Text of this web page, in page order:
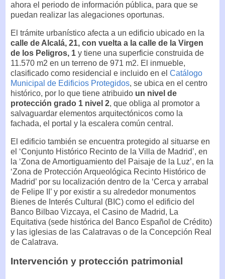
ahora el periodo de información pública, para que se
puedan realizar las alegaciones oportunas.
El trámite urbanístico afecta a un edificio ubicado en la
calle de Alcalá, 21, con vuelta a la calle de la Virgen
de los Peligros, 1 y tiene una superficie construida de
11.570 m2 en un terreno de 971 m2. El inmueble,
clasificado como residencial e incluido en el Catálogo
Municipal de Edificios Protegidos, se ubica en el centro
histórico, por lo que tiene atribuido un nivel de
protección grado 1 nivel 2, que obliga al promotor a
salvaguardar elementos arquitectónicos como la
fachada, el portal y la escalera común central.
El edificio también se encuentra protegido al situarse en
el ‘Conjunto Histórico Recinto de la Villa de Madrid’, en
la ‘Zona de Amortiguamiento del Paisaje de la Luz’, en la
‘Zona de Protección Arqueológica Recinto Histórico de
Madrid’ por su localización dentro de la ‘Cerca y arrabal
de Felipe II’ y por existir a su alrededor monumentos
Bienes de Interés Cultural (BIC) como el edificio del
Banco Bilbao Vizcaya, el Casino de Madrid, La
Equitativa (sede histórica del Banco Español de Crédito)
y las iglesias de las Calatravas o de la Concepción Real
de Calatrava.
Intervención y protección patrimonial